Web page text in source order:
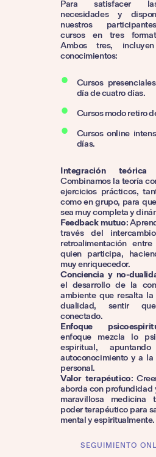
Para satisfacer
necesidades y
nuestros
cursos en tres
Ambos tres,
conocimientos:
Cursos
día de cuatro días.
Cursos modo retiro
Cursos online
días.
Integración
Combinamos la teoría
ejercicios prácticos,
como en grupo, para
sea muy completa y
Feedback mutuo:
través del
retroalimentación
quien participa,
muy enriquecedor.
Conciencia y no-
el desarrollo de la
ambiente que resalta
dualidad, sentir
conectado.
Enfoque
enfoque mezcla lo
espiritual,
autoconocimiento y a la
personal.
Valor terapéutico:
aborda con profundidad
maravillosa medicina
poder terapéutico para
mental y espiritualmente.
SEGUIMIENTO